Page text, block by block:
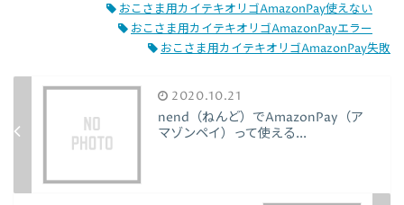
おこさま用カイテキオリゴAmazonPay使えない
おこさま用カイテキオリゴAmazonPayエラー
おこさま用カイテキオリゴAmazonPay失敗
2020.10.21
nend（ねんど）でAmazonPay（ア
マゾンペイ）って使える...